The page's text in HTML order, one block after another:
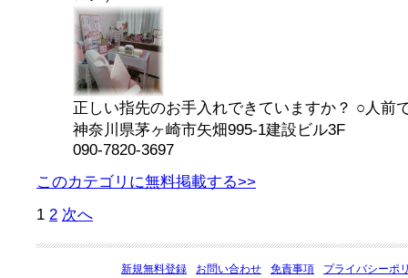
正しい指先のお手入れできていますか？ ○人前
神奈川県茅ヶ崎市矢畑995-1建設ビル3F
090-7820-3697
このカテゴリに無料掲載する>>
1 2 次へ
新規無料登録 お問い合わせ 免責事項 プライバシーポ